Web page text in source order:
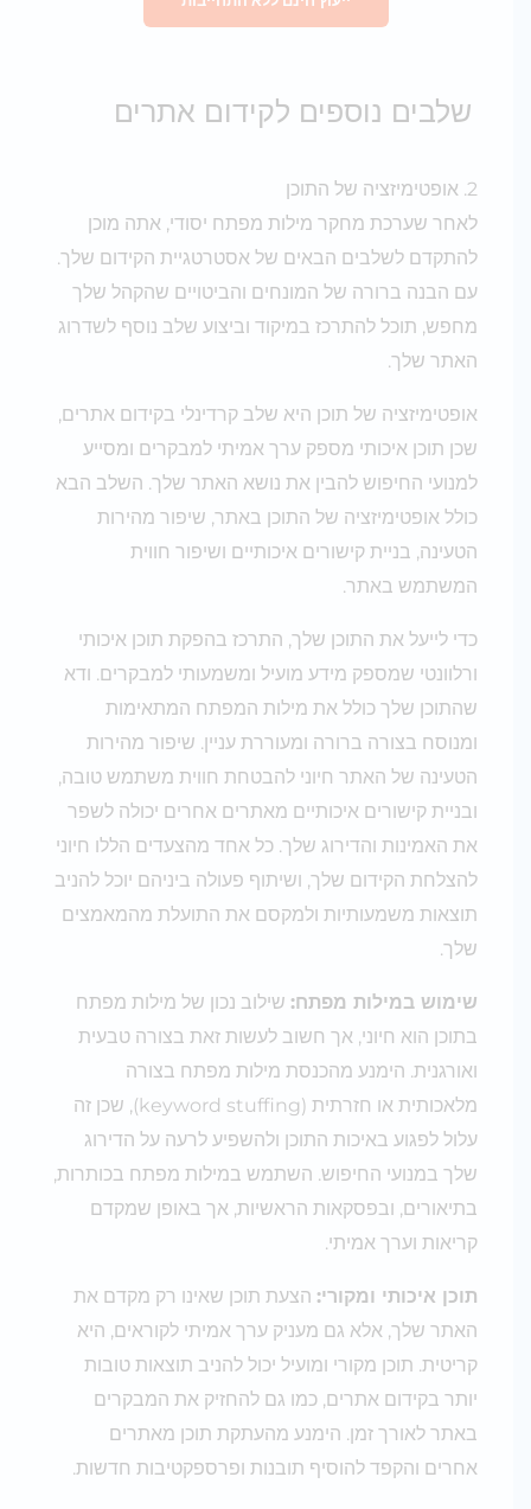
שלבים נוספים לקידום אתרים
לאחר שערכת מחקר מילות מפתח יסודי, אתה מוכן
להתקדם לשלבים הבאים של אסטרטגיית הקידום שלך.
עם הבנה ברורה של המונחים והביטויים שהקהל שלך
מחפש, תוכל להתרכז במיקוד וביצוע שלב נוסף לשדרוג
האתר שלך.
אופטימיזציה של תוכן היא שלב קרדינלי בקידום אתרים,
שכן תוכן איכותי מספק ערך אמיתי למבקרים ומסייע
למנועי החיפוש להבין את נושא האתר שלך. השלב הבא
כולל אופטימיזציה של התוכן באתר, שיפור מהירות
הטעינה, בניית קישורים איכותיים ושיפור חווית
המשתמש באתר.
כדי לייעל את התוכן שלך, התרכז בהפקת תוכן איכותי
ורלוונטי שמספק מידע מועיל ומשמעותי למבקרים. ודא
שהתוכן שלך כולל את מילות המפתח המתאימות
ומנוסח בצורה ברורה ומעוררת עניין. שיפור מהירות
הטעינה של האתר חיוני להבטחת חווית משתמש טובה,
ובניית קישורים איכותיים מאתרים אחרים יכולה לשפר
את האמינות והדירוג שלך. כל אחד מהצעדים הללו חיוני
להצלחת הקידום שלך, ושיתוף פעולה ביניהם יוכל להניב
תוצאות משמעותיות ולמקסם את התועלת מהמאמצים
שימוש במילות מפתח:שילוב נכון של מילות מפתח
בתוכן הוא חיוני, אך חשוב לעשות זאת בצורה טבעית
ואורגנית. הימנע מהכנסת מילות מפתח בצורה
מלאכותית או חזרתית (keyword stuffing), שכן זה
עלול לפגוע באיכות התוכן ולהשפיע לרעה על הדירוג
שלך במנועי החיפוש. השתמש במילות מפתח בכותרות,
בתיאורים, ובפסקאות הראשיות, אך באופן שמקדם
קריאות וערך אמיתי.
תוכן איכותי ומקורי:הצעת תוכן שאינו רק מקדם את
האתר שלך, אלא גם מעניק ערך אמיתי לקוראים, היא
קריטית. תוכן מקורי ומועיל יכול להניב תוצאות טובות
יותר בקידום אתרים, כמו גם להחזיק את המבקרים
באתר לאורך זמן. הימנע מהעתקת תוכן מאתרים
אחרים והקפד להוסיף תובנות ופרספקטיבות חדשות.